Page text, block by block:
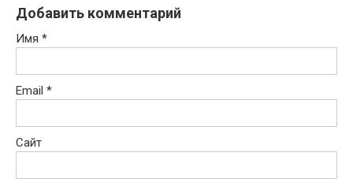
Добавить комментарий
Имя *
Email *
Сайт